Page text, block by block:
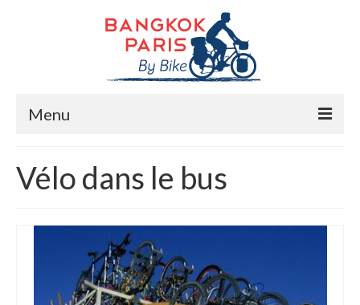
Menu
Préparation bike trip
La route
Mes rencontres
Me soutenir
Vélo dans le bus